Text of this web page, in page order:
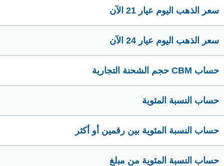
سعر الذهب اليوم عيار 21 الآن
سعر الذهب اليوم عيار 24 الآن
حساب CBM حجم الشحنة التجارية
حساب النسبة المئوية
حساب النسبة المئوية بين رقمين أو أكثر
حساب النسبة المئوية من مبلغ